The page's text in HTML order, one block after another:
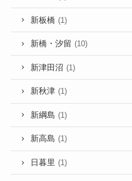
新板橋 (1)
新橋・汐留 (10)
新津田沼 (1)
新秋津 (1)
新綱島 (1)
新高島 (1)
日暮里 (1)